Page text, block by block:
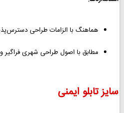
هماهنگ با الزامات طراحی
مطابق با اصول طراحی شهری فراگیر و
سایز تابلو ایمنی